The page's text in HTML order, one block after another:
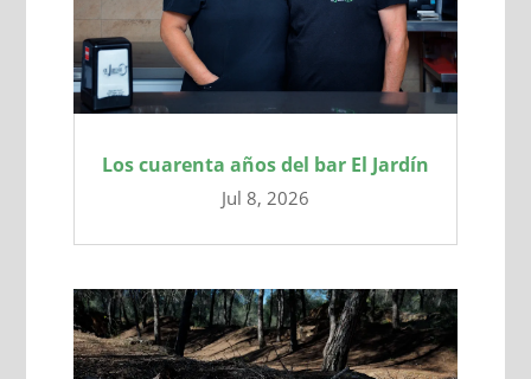
Los cuarenta años del bar El Jardín
Jul 8, 2026